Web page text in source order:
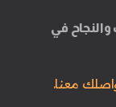
في
معنا.